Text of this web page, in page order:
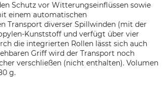
Schutz vor Witterungseinflüssen sowie
einem automatischen
Transport diverser Spillwinden (mit der
Kunststoff und verfügt über vier
die integrierten Rollen lässt sich auch
Griff wird der Transport noch
verschließen (nicht enthalten). Volumen
g.